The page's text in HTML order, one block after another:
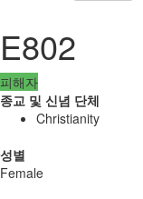
E802
피해자
종교 및 신념 단체
Christianity
성별
Female